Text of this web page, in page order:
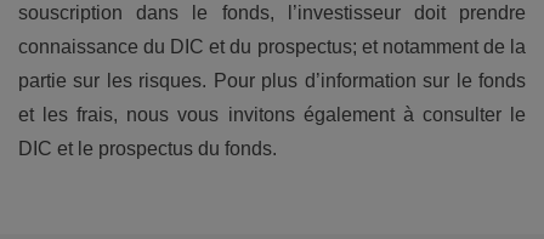
souscription dans le fonds, l’investisseur doit prendre
connaissance du DIC et du prospectus; et notamment de la
partie sur les risques. Pour plus d’information sur le fonds
et les frais, nous vous invitons également à consulter le
DIC et le prospectus du fonds.